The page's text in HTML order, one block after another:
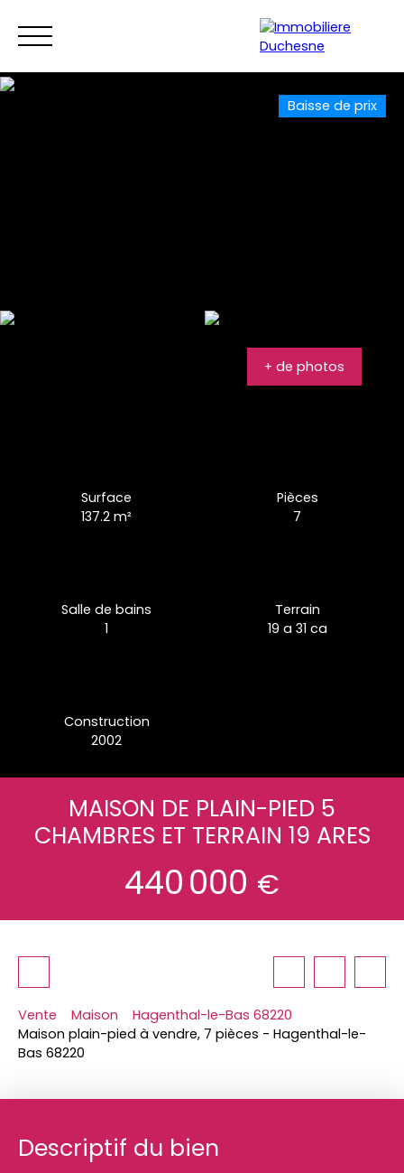
Baisse de prix
+ de photos
Surface
137.2m²
Pièces
7
Salle de bains
1
Terrain
19 a 31 ca
Construction
2002
MAISON DE PLAIN-PIED 5
CHAMBRES ET TERRAIN 19 ARES
440 000 €
Vente Maison
Hagenthal-le-Bas 68220
Maison plain-pied à vendre, 7 pièces - Hagenthal-le-
Bas 68220
Descriptif du bien